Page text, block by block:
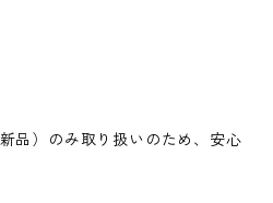
品）のみ取り扱いのため、安心